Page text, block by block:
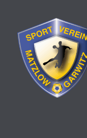
springen